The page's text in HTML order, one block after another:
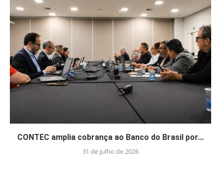
CONTEC amplia cobrança ao Banco do Brasil por...
31 de julho de 2026